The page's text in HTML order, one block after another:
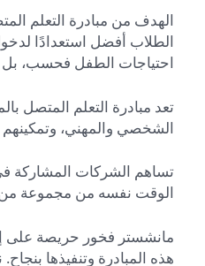
الطلاب أفضل استعدادًا
احتياجات الطفل فحسب، بل
تعد مبادرة التعلم المتصل
الشخصي والمهني،
تساهم الشركات المشاركة في
الوقت نفسه من مجموعة من
مانشستر فخور حريصة على
هذه المبادرة وتنفيذها